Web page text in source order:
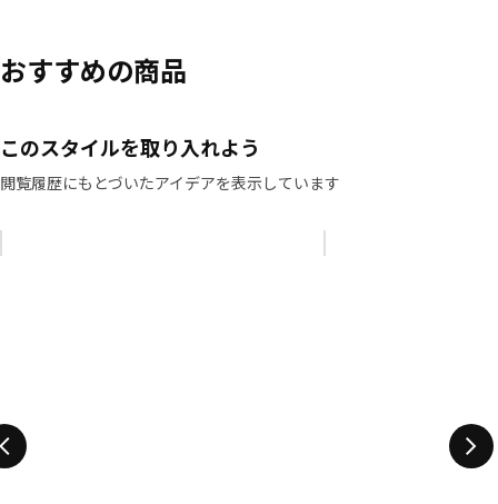
おすすめの商品
このスタイルを取り入れよう
閲覧履歴にもとづいたアイデアを表示しています